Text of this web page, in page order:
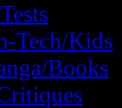
Tech/Kids
Books